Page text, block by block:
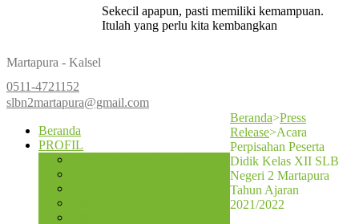
Sekecil apapun, pasti memiliki kemampuan.
Itulah yang perlu kita kembangkan
Martapura - Kalsel
0511-4721152
slbn2martapura@gmail.com
Beranda
PROFIL
Beranda>Press
Release>Acara
Perpisahan Peserta
Didik Kelas XII SLB
Negeri 2 Martapura
Tahun Ajaran
2021/2022